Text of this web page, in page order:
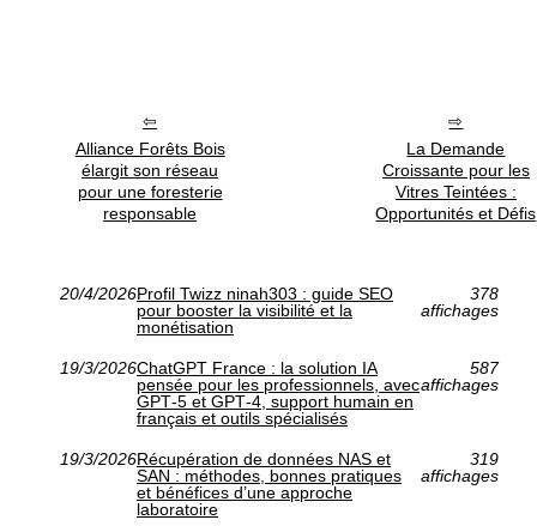
Alliance Forêts Bois
élargit son réseau
pour une foresterie
responsable
La Demande
Croissante pour les
Vitres Teintées :
Opportunités et Défis
20/4/2026Profil Twizz ninah303 : guide SEO
pour booster la visibilité et la
monétisation
378
affichages
19/3/2026ChatGPT France : la solution IA
pensée pour les professionnels, avec
GPT‑5 et GPT‑4, support humain en
français et outils spécialisés
587
affichages
19/3/2026Récupération de données NAS et
SAN : méthodes, bonnes pratiques
et bénéfices d’une approche
laboratoire
319
affichages